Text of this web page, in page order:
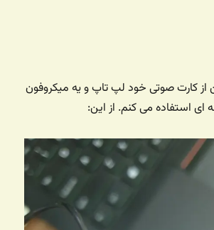
کارت صوتی خود لپ تاپ و یه میکروفون
استفاده می کنم. از این: